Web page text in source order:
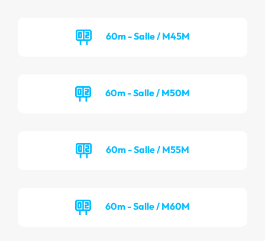
60m - Salle / M45M
60m - Salle / M50M
60m - Salle / M55M
60m - Salle / M60M